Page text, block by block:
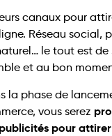
canaux pour
Réseau social,
le tout est
et au bon
la phase de
vous serez
pour